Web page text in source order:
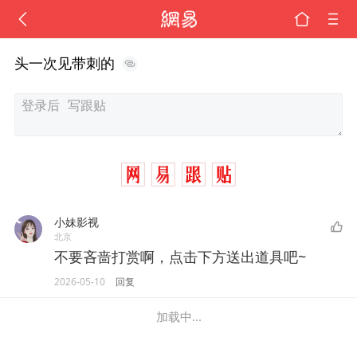
头一次见带刺的
小妹影视
北京
不要吝啬打赏啊，点击下方送出道具吧~
2026-05-10 回复
加载中...